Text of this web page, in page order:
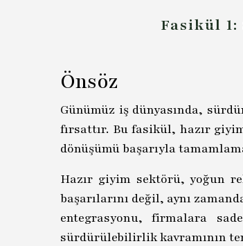
Fasikül
Önsöz
Günümüz iş dünyasında,
fırsattır. Bu fasikül, hazır
dönüşümü başarıyla
Hazır giyim sektörü, yoğun
başarılarını değil, aynı
entegrasyonu, firmalara
sürdürülebilirlik kavramının